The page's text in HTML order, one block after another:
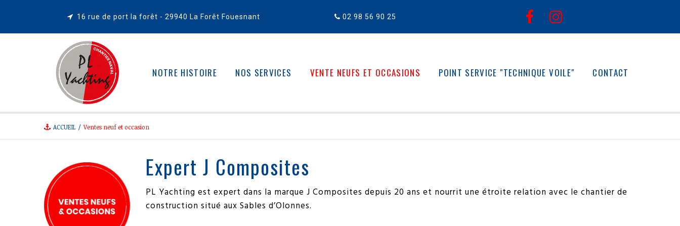
 16 rue de port la forêt - 29940 La Forêt Fouesnant  02 98 56 90 25  
NOTRE HISTOIRE NOS SERVICES VENTE NEUFS ET OCCASIONS POINT SERVICE "TECHNIQUE VOILE" CONTACT
ACCUEIL / Ventes neuf et occasion
Expert J Composites
PL Yachting est expert dans la marque J Composites depuis 20 ans et nourrit une étroite relation avec le chantier de
construction situé aux Sables d’Olonnes.